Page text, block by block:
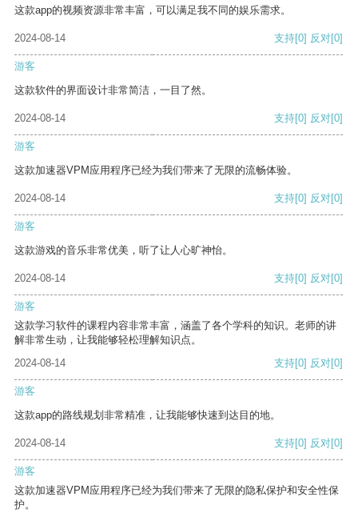
这款app的视频资源非常丰富，可以满足我不同的娱乐需求。
2024-08-14 支持[0] 反对[0]
游客
这款软件的界面设计非常简洁，一目了然。
2024-08-14 支持[0] 反对[0]
游客
这款加速器VPM应用程序已经为我们带来了无限的流畅体验。
2024-08-14 支持[0] 反对[0]
游客
这款游戏的音乐非常优美，听了让人心旷神怡。
2024-08-14 支持[0] 反对[0]
游客
这款学习软件的课程内容非常丰富，涵盖了各个学科的知识。老师的讲
解非常生动，让我能够轻松理解知识点。
2024-08-14
支持[0] 反对[0]
游客
这款app的路线规划非常精准，让我能够快速到达目的地。
2024-08-14 支持[0] 反对[0]
游客
这款加速器VPM应用程序已经为我们带来了无限的隐私保护和安全性保
护。